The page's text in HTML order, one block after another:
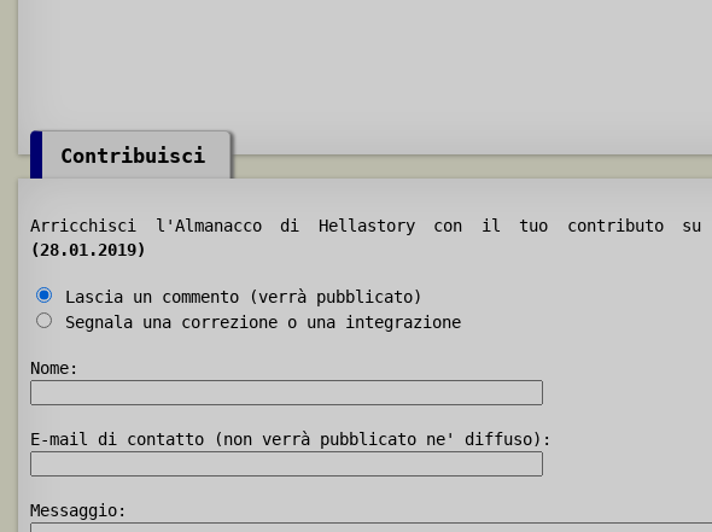
Contribuisci
Arricchisci l'Almanacco di Hellastory con il tuo contributo su
(28.01.2019)
Lascia un commento (verrà pubblicato)
Segnala una correzione o una integrazione
Nome:
E-mail di contatto (non verrà pubblicato ne' diffuso):
Messaggio: